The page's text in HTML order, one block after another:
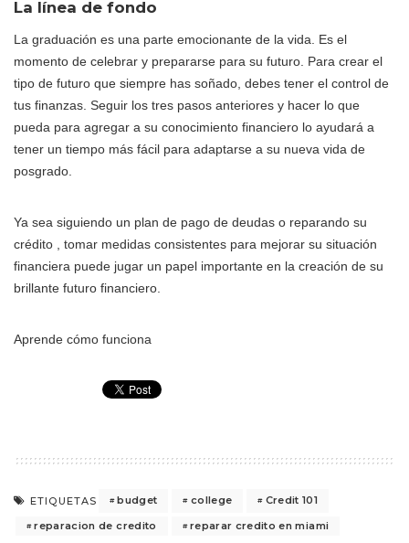
La línea de fondo
La graduación es una parte emocionante de la vida. Es el
momento de celebrar y prepararse para su futuro. Para crear el
tipo de futuro que siempre has soñado, debes tener el control de
tus finanzas. Seguir los tres pasos anteriores y hacer lo que
pueda para agregar a su conocimiento financiero lo ayudará a
tener un tiempo más fácil para adaptarse a su nueva vida de
posgrado.
Ya sea siguiendo un plan de pago de deudas o reparando su
crédito , tomar medidas consistentes para mejorar su situación
financiera puede jugar un papel importante en la creación de su
brillante futuro financiero.
Aprende cómo funciona
ETIQUETAS budget college
Credit 101
reparacion de credito
reparar credito en miami